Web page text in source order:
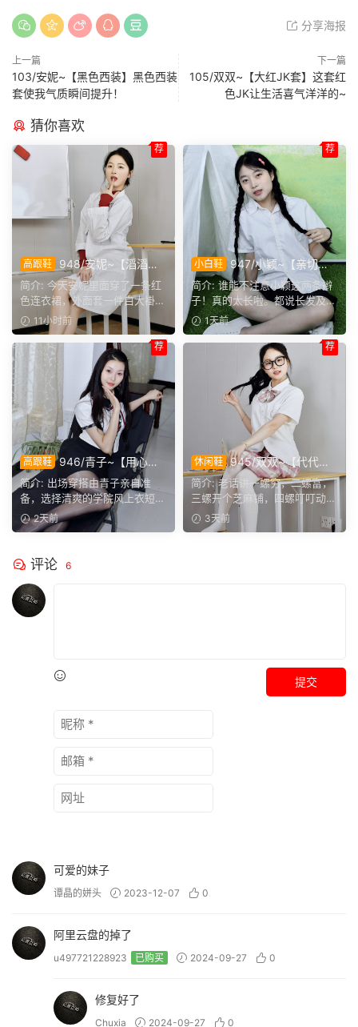
分享海报
上一篇
103/安妮~【黑色西装】黑色西装
套使我气质瞬间提升！
下一篇
105/双双~【大红JK套】这套红
色JK让生活喜气洋洋的~
猜你喜欢
高跟鞋
948/安妮~【滔滔不
绝】无需面对面，一通电话就
能彻夜长谈，这大概就是女生
之间难得的默契。
简介: 今天安妮里面穿了一条红
色连衣裙，外面套一件白大褂，
正聊起和闺蜜通电话的...
11小时前
荐
小白鞋
947/小颖~【亲切大
方】神情温和从容，是印象里
邻家女孩的样子，温顺恬静，
越看越舒服。
简介: 谁能不注意小颖这两条辫
子！真的太长啦。都说长发及
腰，她这编好的麻花辫，...
1天前
荐
高跟鞋
946/青子~【用心准
备】来看青子亲自准备的整套
穿搭，经典学院风上身，这套
上身效果很合意。
简介: 出场穿搭由青子亲自准
备，选择清爽的学院风上衣短
裙。两双同款材质的袜子，...
2天前
荐
休闲鞋 945/双双~【代代相
传】提起手指螺纹的老话，不
少人小时候都听过，大家还能
回忆起几句？
简介: 老话讲一螺穷，二螺富，
三螺开个芝麻铺，四螺叮叮动，
五螺挑屎桶。和双双聊...
3天前
荐
评论 6
提交
可爱的妹子
谭晶的姘头 2023-12-07 0
阿里云盘的掉了
u497721228923 已购买 2024-09-27 0
修复好了
Chuxia 2024-09-27 0